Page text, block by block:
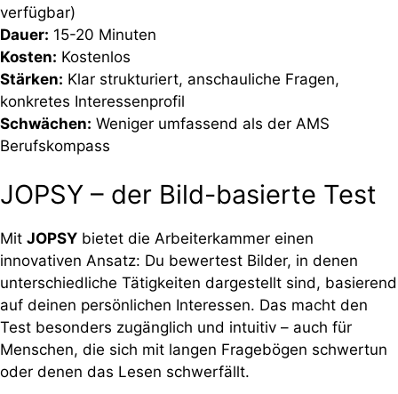
verfügbar)
Dauer: 15-20 Minuten
Kosten: Kostenlos
Stärken: Klar strukturiert, anschauliche Fragen,
konkretes Interessenprofil
Schwächen: Weniger umfassend als der AMS
Berufskompass
JOPSY – der Bild-basierte Test
Mit JOPSY bietet die Arbeiterkammer einen
innovativen Ansatz: Du bewertest Bilder, in denen
unterschiedliche Tätigkeiten dargestellt sind, basierend
auf deinen persönlichen Interessen. Das macht den
Test besonders zugänglich und intuitiv – auch für
Menschen, die sich mit langen Fragebögen schwertun
oder denen das Lesen schwerfällt.